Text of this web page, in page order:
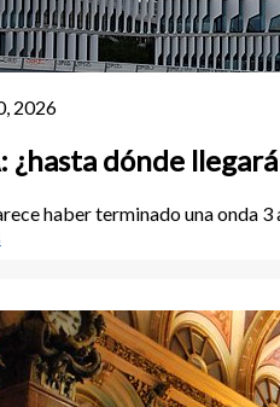
2026
¿hasta dónde
haber terminado una onda
llegará
la
corrección?